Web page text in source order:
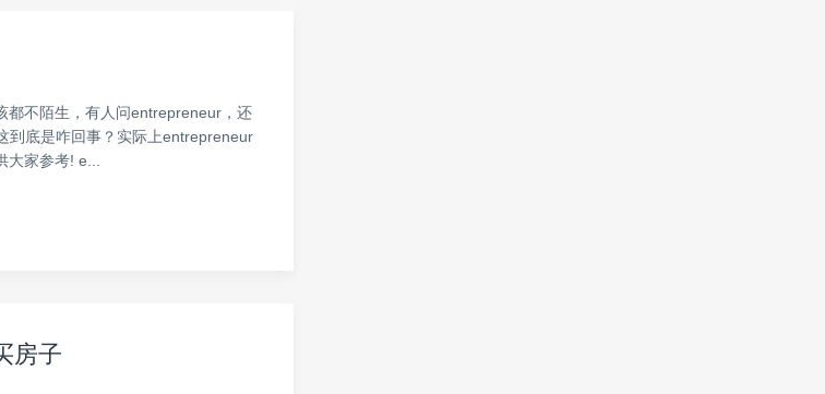
都不陌生，有人问entrepreneur，还
到底是咋回事？实际上entrepreneur
家参考! e...
房子